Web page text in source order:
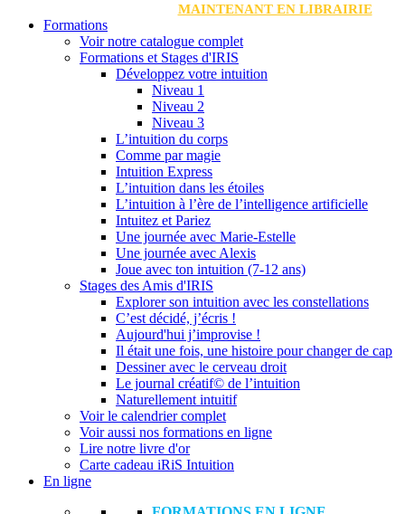
MAINTENANT EN LIBRAIRIE
Formations
Voir notre catalogue complet
Formations et Stages d'IRIS
Développez votre intuition
Niveau 1
Niveau 2
Niveau 3
L’intuition du corps
Comme par magie
Intuition Express
L’intuition dans les étoiles
L’intuition à l’ère de l’intelligence artificielle
Intuitez et Pariez
Une journée avec Marie-Estelle
Une journée avec Alexis
Joue avec ton intuition (7-12 ans)
Stages des Amis d'IRIS
Explorer son intuition avec les constellations
C’est décidé, j’écris !
Aujourd'hui j’improvise !
Il était une fois, une histoire pour changer de cap
Dessiner avec le cerveau droit
Le journal créatif© de l’intuition
Naturellement intuitif
Voir le calendrier complet
Voir aussi nos formations en ligne
Lire notre livre d'or
Carte cadeau iRiS Intuition
En ligne